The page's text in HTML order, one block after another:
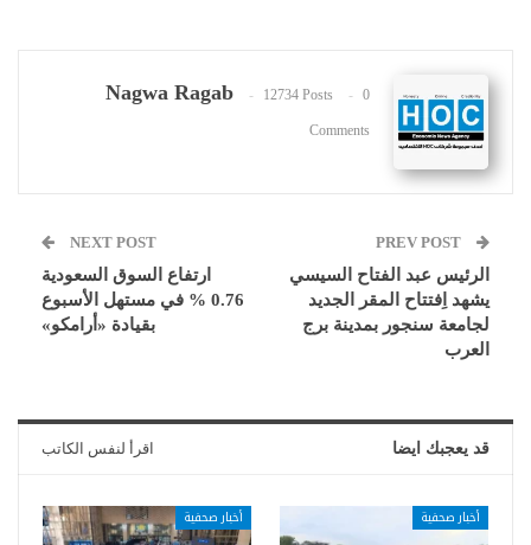
Nagwa Ragab 12734 Posts 0
Comments
الرئيس عبد الفتاح السيسي
يشهد اِفتتاح المقر الجديد
لجامعة سنجور بمدينة برج
العرب
NEXT POST
ارتفاع السوق السعودية
0.76 % في مستهل الأسبوع
بقيادة «أرامكو»
قد يعجبك ايضا اقرأ لنفس الكاتب
أخبار صحفية أخبار صحفية